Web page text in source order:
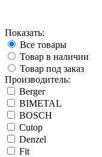
Показать:
Все товары
Товар в наличии
Товар под заказ
Производитель:
Berger
BIMETAL
BOSCH
Cutop
Denzel
Fit